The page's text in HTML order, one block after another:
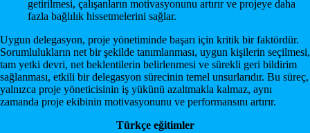
getirilmesi, çalışanların motivasyonunu artırır ve projeye daha
fazla bağlılık hissetmelerini sağlar.
Uygun delegasyon, proje yönetiminde başarı için kritik bir faktördür.
Sorumlulukların net bir şekilde tanımlanması, uygun kişilerin seçilmesi,
tam yetki devri, net beklentilerin belirlenmesi ve sürekli geri bildirim
sağlanması, etkili bir delegasyon sürecinin temel unsurlarıdır. Bu süreç,
yalnızca proje yöneticisinin iş yükünü azaltmakla kalmaz, aynı
zamanda proje ekibinin motivasyonunu ve performansını artırır.
Türkçe eğitimler